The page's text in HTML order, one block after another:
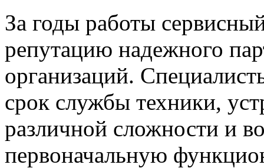
За годы работы
репутацию надежного
организаций.
срок службы техники,
различной сложности и
первоначальную